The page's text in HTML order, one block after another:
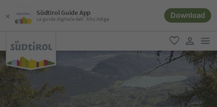
Südtirol Guide App
La guida digitale dell´Alto Adige Download
favoriti
user link